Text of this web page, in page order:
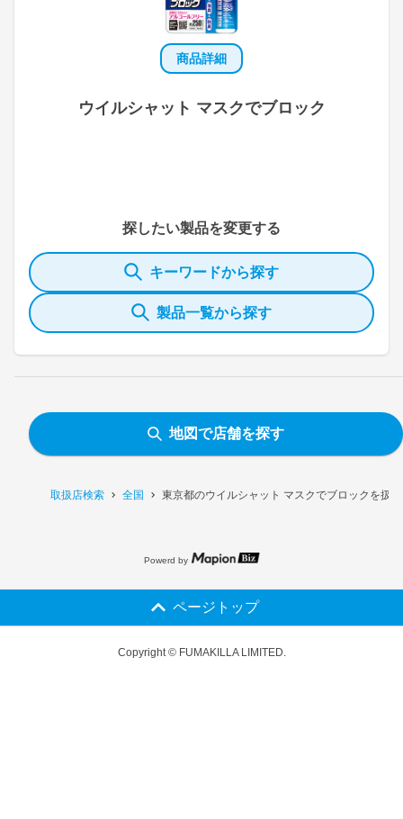
取扱店検索 全国 東京都のウイルシャット マスクでブロックを扱
商品詳細
ウイルシャット マスクでブロック
探したい製品を変更する
キーワードから探す
製品一覧から探す
地図で店舗を探す
Powerd by
ページトップ
Copyright © FUMAKILLA LIMITED.